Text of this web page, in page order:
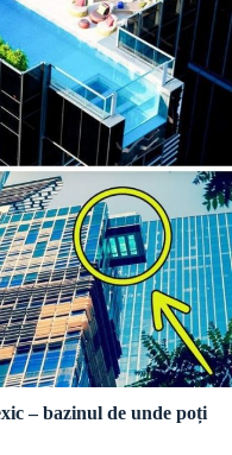
– bazinul de unde poți